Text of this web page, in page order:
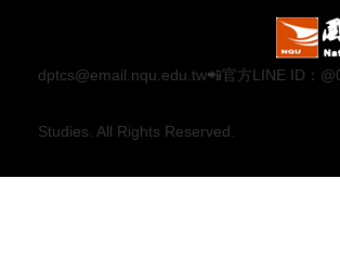
dptcs@email.nqu.edu.tw📲官方LINE ID：
Studies. All Rights Reserved.